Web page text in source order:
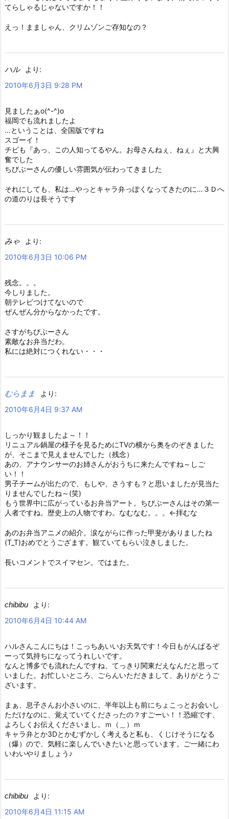
てらしゃるじゃないですか！！
えっ！まましゃん、クリムゾンご存知なの？
ハル
より:
2010年6月3日 9:28 PM
見ましたぁo(^-^)o
福岡でも流れましたよ
…ということは、全国版ですね
スゴーイ！
チビも『あっ、この人知ってるやん。お母さんねぇ、ねぇ』と大興
奮でした
ちびぶーさんの優しい雰囲気が伝わってきました
それにしても、私は…やっとキャラ弁っぽくなってきたのに…３Ｄへ
の道のりは長そうです
みゃ
より:
2010年6月3日 10:06 PM
残念。。。
今しりました。
朝テレビつけてないので
ぜんぜん分からなかったです。
さすがちびぶーさん
素敵なお弁当だわ。
私には絶対につくれない・・・
むらまま
より:
2010年6月4日 9:37 AM
しっかり観ましたよ～！！
リニュアル鍋屋の様子を見るためにTVの横から奥をのぞきました
が、そこまで見えませんでした（残念）
あの、アナウンサーのお姉さんがおうちに来たんですね～しご
い！！
男子チームが出たので、もしや、さうすも？と思いましたが見当た
りませんでしたね～(笑)
もう世界中に広がっているお弁当アート。ちびぶーさんはその第一
人者ですね。歴史上の人物ですわ。なむなむ。。。←拝むな
あのお弁当アニメの紹介。涙ながらに作った甲斐がありましたね
(T_T)おめでとうござます。観ていてもらい泣きしました。
長いコメントでスイマセン。ではまた。
chibibu
より:
2010年6月4日 10:44 AM
ハルさんこんにちは！こっちあいいお天気です！今日もがんばるぞ
ーって気持ちになってうれしいです。
なんと博多でも流れたんですね、てっきり関東だえなんだと思って
いました。お忙しいところ、ごらんいただきまして、ありがとうご
ざいます。
まぁ、息子さんお小さいのに、半年以上も前にちょこっとお会いし
ただけなのに、覚えていてくださったの？すごーい！！恐縮です、
よろしくお伝えくださいまし。ｍ（＿）ｍ
キャラ弁とか3Dとかむずかしく考えると私も、くじけそうになる
（爆）ので、気軽に楽しんでいきたいと思っています。ご一緒にわ
いわいやりましょう♪
chibibu
より:
2010年6月4日 11:15 AM